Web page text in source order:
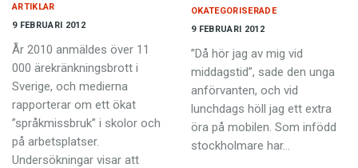
9 FEBRUARI 2012
ARTIKLAR
År 2010 anmäldes över 11
000 ärekränkningsbrott i
Sverige, och medierna
rapporterar om ett ökat
”språkmissbruk” i skolor och
på arbetsplatser.
Undersökningar visar att
9 FEBRUARI 2012
OKATEGORISERADE
”Då hör jag av mig vid
middags­tid”, sade den unga
an­förvanten, och vid
lunchdags höll jag ett extra
öra på mobilen. Som infödd
stockholmare har…